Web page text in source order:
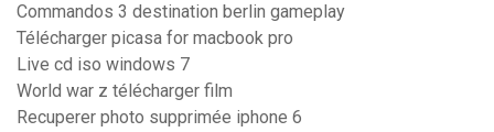
Commandos 3 destination berlin gameplay
Télécharger picasa for macbook pro
Live cd iso windows 7
World war z télécharger film
Recuperer photo supprimée iphone 6